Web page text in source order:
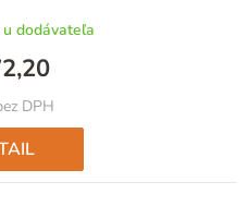
je
5,0
z
5
hviezdičiek.
dodávateľa
DPH